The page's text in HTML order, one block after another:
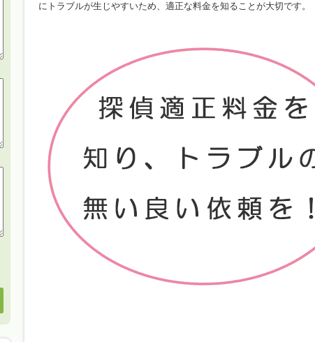
にトラブルが生じやすいため、適正な料金を知ることが大切です。